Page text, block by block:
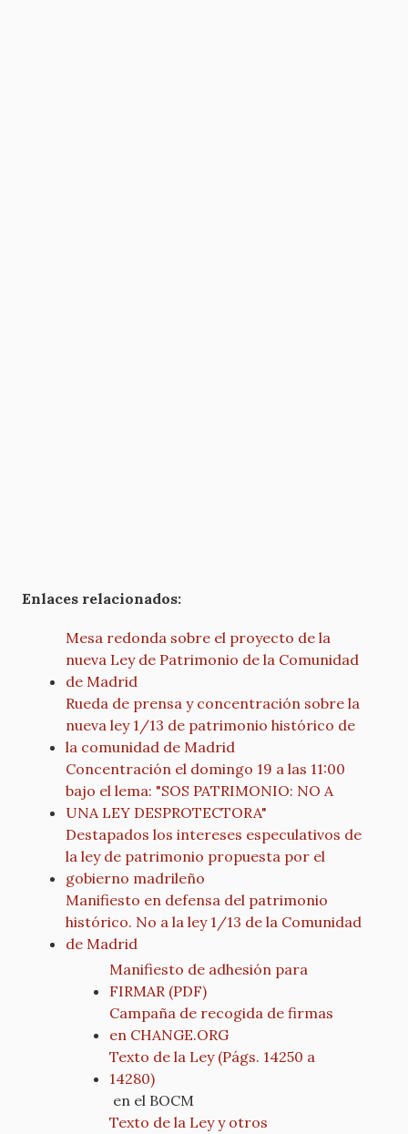
Enlaces relacionados:
Mesa redonda sobre el proyecto de la
nueva Ley de Patrimonio de la Comunidad
de Madrid
Rueda de prensa y concentración sobre la
nueva ley 1/13 de patrimonio histórico de
la comunidad de Madrid
Concentración el domingo 19 a las 11:00
bajo el lema: "SOS PATRIMONIO: NO A
UNA LEY DESPROTECTORA"
Destapados los intereses especulativos de
la ley de patrimonio propuesta por el
gobierno madrileño
Manifiesto en defensa del patrimonio
histórico. No a la ley 1/13 de la Comunidad
de Madrid
Manifiesto de adhesión para
FIRMAR (PDF)
Campaña de recogida de firmas
en CHANGE.ORG
Texto de la Ley (Págs. 14250 a
14280)
en el BOCM
Texto de la Ley y otros